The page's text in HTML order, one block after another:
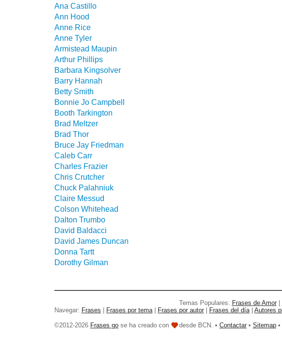
Ana Castillo
Ann Hood
Anne Rice
Anne Tyler
Armistead Maupin
Arthur Phillips
Barbara Kingsolver
Barry Hannah
Betty Smith
Bonnie Jo Campbell
Booth Tarkington
Brad Meltzer
Brad Thor
Bruce Jay Friedman
Caleb Carr
Charles Frazier
Chris Crutcher
Chuck Palahniuk
Claire Messud
Colson Whitehead
Dalton Trumbo
David Baldacci
David James Duncan
Donna Tartt
Dorothy Gilman
Temas Populares: Frases de Amor|
Navegar: Frases | Frases por tema | Frases por autor | Frases del día | Autores
©2012-2026 Frases go se ha creado con desde BCN. • Contactar • Sitemap